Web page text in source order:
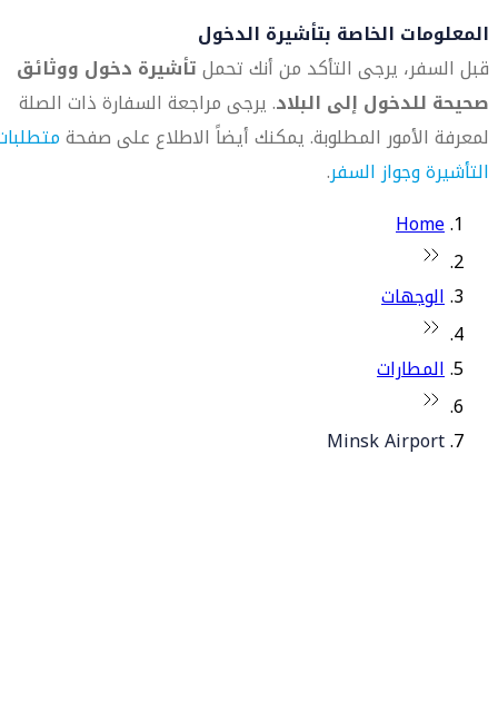
المعلومات الخاصة بتأشيرة الدخول
قبل السفر، يرجى التأكد من أنك تحملتأشيرة دخول ووثائق
صحيحة للدخول إلى البلاد. يرجى مراجعة السفارة ذات الصلة
لمعرفة الأمور المطلوبة. يمكنك أيضاً الاطلاع على صفحة
التأشيرة وجواز السفر.
Home
الوجهات
المطارات
Minsk Airport